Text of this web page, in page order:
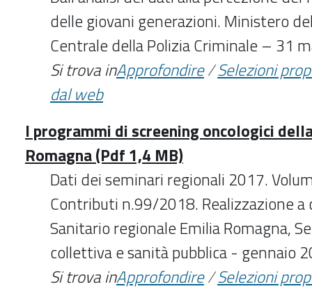
delle giovani generazioni. Ministero
Centrale della Polizia Criminale – 31
Si trova inApprofondire/Selezioni
dal web
I programmi di screening oncologici
Romagna (Pdf 1,4 MB)
Dati dei seminari regionali 2017.
Contributi n.99/2018. Realizzazione a
Sanitario regionale Emilia Romagna,
collettiva e sanità pubblica - gennaio
Si trova inApprofondire/Selezioni